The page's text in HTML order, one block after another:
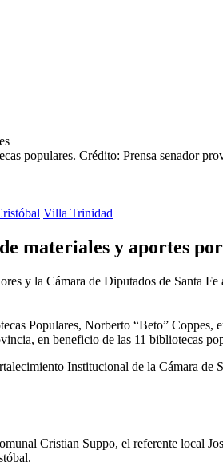
populares. Crédito: Prensa senador
Villa Trinidad
materiales y aportes
y la Cámara de Diputados de Santa
Populares, Norberto “Beto” Coppes,
en beneficio de las 11 bibliotecas
Institucional de la Cámara de
Cristian Suppo, el referente local